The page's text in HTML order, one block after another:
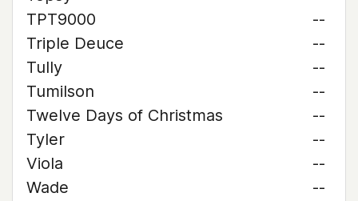
TPT9000
--
Triple Deuce
--
Tully
--
Tumilson
--
Twelve Days of Christmas
--
Tyler
--
Viola
--
Wade
--